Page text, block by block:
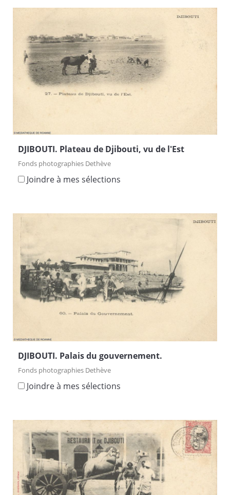
DJIBOUTI. Plateau de Djibouti, vu de l'Est
Fonds photographies Dethève
Joindre à mes sélections
DJIBOUTI. Palais du gouvernement.
Fonds photographies Dethève
Joindre à mes sélections